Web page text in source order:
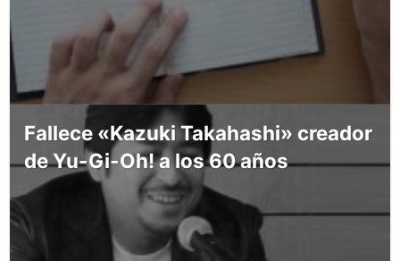
Fallece «Kazuki Takahashi» creador
de Yu-Gi-Oh! a los 60 años